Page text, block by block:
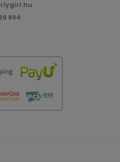
894